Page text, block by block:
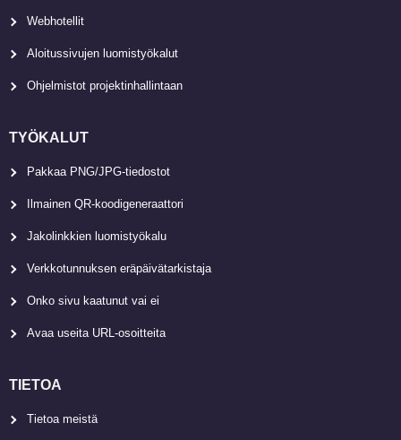
Webhotellit
Aloitussivujen luomistyökalut
Ohjelmistot projektinhallintaan
TYÖKALUT
Pakkaa PNG/JPG-tiedostot
Ilmainen QR-koodigeneraattori
Jakolinkkien luomistyökalu
Verkkotunnuksen eräpäivätarkistaja
Onko sivu kaatunut vai ei
Avaa useita URL-osoitteita
TIETOA
Tietoa meistä